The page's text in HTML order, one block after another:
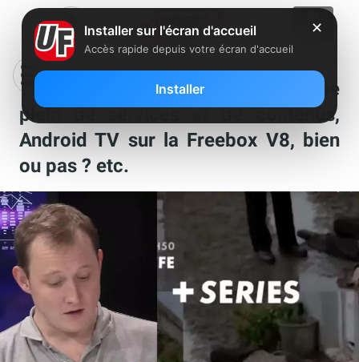
Totalement fibrés : La Freebox fait le
plein de services et de contenus,
Android TV sur la Freebox V8, bien
ou pas ? etc.
✕
Installer sur l'écran d'accueil
Accès rapide depuis votre écran d'accueil
Installer